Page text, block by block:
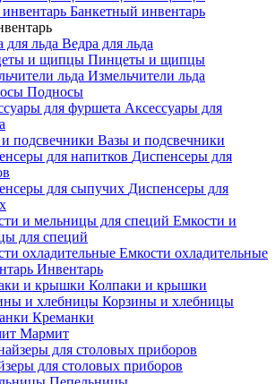
Банкетный инвентарь
Ведра для льда
Пинцеты и щипцы
Измельчители льда
Подносы
Аксессуары для
Вазы и подсвечники
Диспенсеры для
Диспенсеры для
Емкости и
для специй
Емкости охладительные
Инвентарь
Колпаки и крышки
Корзины и хлебницы
Креманки
Мармит
для столовых приборов